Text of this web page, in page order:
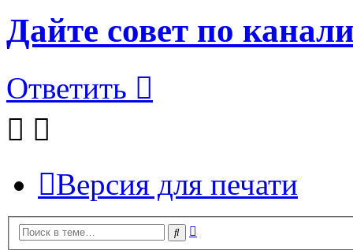
Дайте совет по
Ответить
Версия для печати
Поиск